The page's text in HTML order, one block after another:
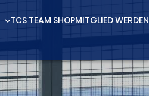
expand_moreTCS TEAM SHOPMITGLIED WERDEN